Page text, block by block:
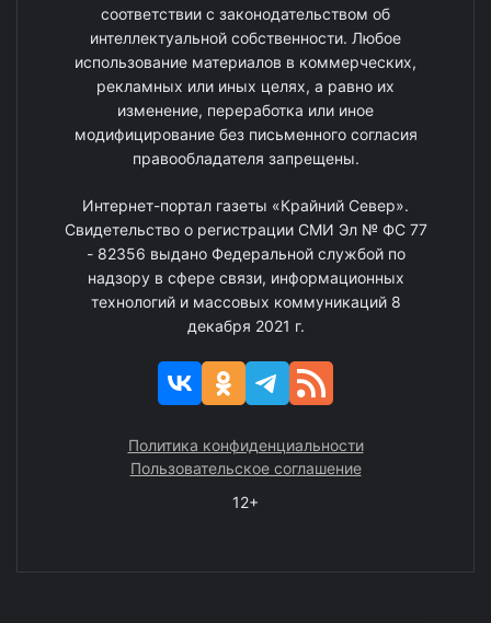
соответствии с законодательством об
интеллектуальной собственности. Любое
использование материалов в коммерческих,
рекламных или иных целях, а равно их
изменение, переработка или иное
модифицирование без письменного согласия
правообладателя запрещены.
Интернет-портал газеты «Крайний Север».
Свидетельство о регистрации СМИ Эл № ФС 77
- 82356 выдано Федеральной службой по
надзору в сфере связи, информационных
технологий и массовых коммуникаций 8
декабря 2021 г.
Политика конфиденциальности
Пользовательское соглашение
12+